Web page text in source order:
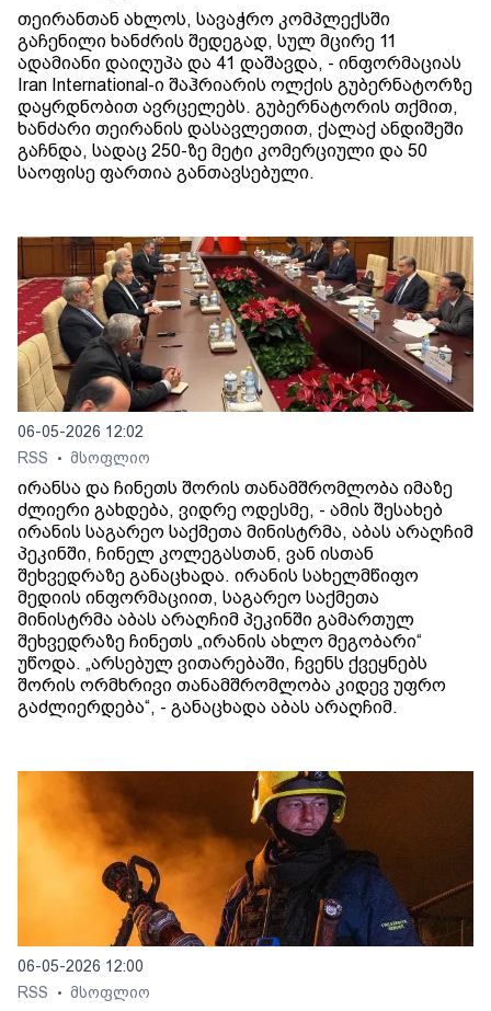
თეირანთან ახლოს, სავაჭრო კომპლექსში
გაჩენილი ხანძრის შედეგად, სულ მცირე 11
ადამიანი დაიღუპა და 41 დაშავდა, - ინფორმაციას
Iran International-ი შაჰრიარის ოლქის გუბერნატორზე
დაყრდნობით ავრცელებს. გუბერნატორის თქმით,
ხანძარი თეირანის დასავლეთით, ქალაქ ანდიშეში
გაჩნდა, სადაც 250-ზე მეტი კომერციული და 50
საოფისე ფართია განთავსებული.
06-05-2026 12:02
RSS
• მსოფლიო
ირანსა და ჩინეთს შორის თანამშრომლობა იმაზე
ძლიერი გახდება, ვიდრე ოდესმე, - ამის შესახებ
ირანის საგარეო საქმეთა მინისტრმა, აბას არაღჩიმ
პეკინში, ჩინელ კოლეგასთან, ვან ისთან
შეხვედრაზე განაცხადა. ირანის სახელმწიფო
მედიის ინფორმაციით, საგარეო საქმეთა
მინისტრმა აბას არაღჩიმ პეკინში გამართულ
შეხვედრაზე ჩინეთს „ირანის ახლო მეგობარი“
უწოდა. „არსებულ ვითარებაში, ჩვენს ქვეყნებს
შორის ორმხრივი თანამშრომლობა კიდევ უფრო
გაძლიერდება“, - განაცხადა აბას არაღჩიმ.
06-05-2026 12:00
RSS
• მსოფლიო